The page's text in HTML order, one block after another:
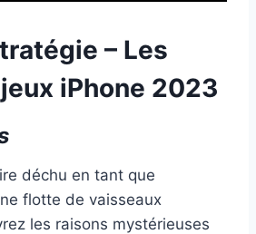
– Les
iPhone 2023
déchu en tant que
flotte de vaisseaux
les raisons mystérieuses